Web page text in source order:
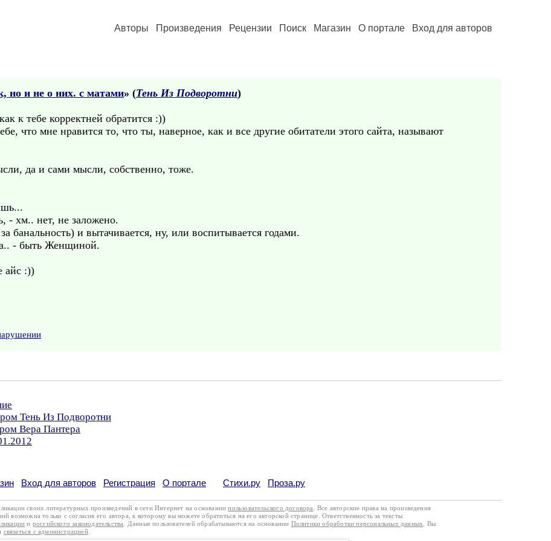
Авторы Произведения Рецензии Поиск Магазин О портале Вход для авторов
но и не о них. с матами» (Тень Из Подворотни)
к тебе корректней обратится :))
что мне нравится то, что ты, наверное, как и все другие обитатели этого сайта, называют
да и сами мысли, собственно, тоже.
- хм.. нет, не заложено.
банальность) и вытачивается, ну, или воспитывается годами.
- быть Женщиной.
айс :))
Тень Из Подворотни
Вера Пантера
Вход для авторов Регистрация О портале Стихи.ру Проза.ру
своих литературных произведений в сети Интернет на основаниипользовательского договора
. Все авторские права на произведения
возможна только с согласия его автора, к которому вы можете обратиться на его авторской странице. Ответственность за тексты
и российского законодательства . Данные пользователей обрабатываются на основании Политики обработки персональных данных
. Вы
связаться с администрацией.